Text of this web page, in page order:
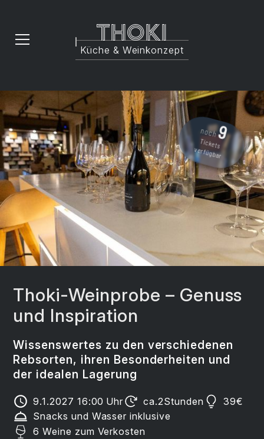
Thoki
Küche & Weinkonzept
Thoki-Weinprobe – Genuss
und Inspiration
Wissenswertes zu den verschiedenen
Rebsorten, ihren Besonderheiten und
der idealen Lagerung
9.1.2027 16:00 Uhr ca.2Stunden 39€
Snacks und Wasser inklusive
6 Weine zum Verkosten
noch9
Tickets
verfügbar